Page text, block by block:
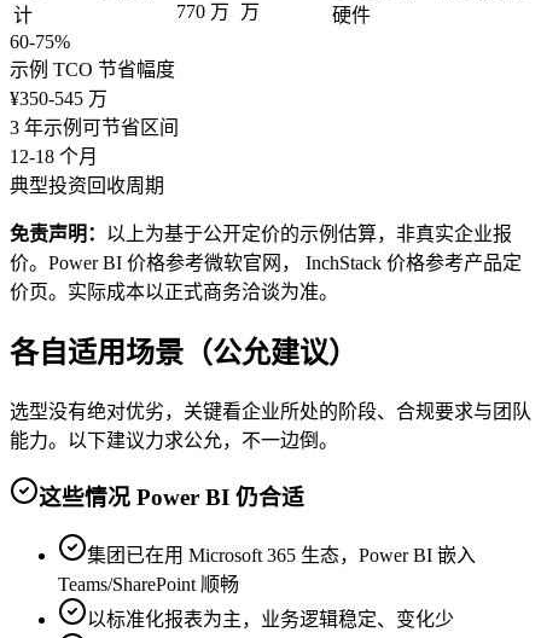
计
770 万
万
硬件
60-75%
示例 TCO 节省幅度
¥350-545 万
3 年示例可节省区间
12-18 个月
典型投资回收周期
免责声明： 以上为基于公开定价的示例估算，非真实企业报
价。Power BI 价格参考微软官网， InchStack 价格参考产品定
价页。实际成本以正式商务洽谈为准。
各自适用场景（公允建议）
选型没有绝对优劣，关键看企业所处的阶段、合规要求与团队
能力。以下建议力求公允，不一边倒。
这些情况 Power BI 仍合适
集团已在用 Microsoft 365 生态，Power BI 嵌入
Teams/SharePoint 顺畅
以标准化报表为主，业务逻辑稳定、变化少